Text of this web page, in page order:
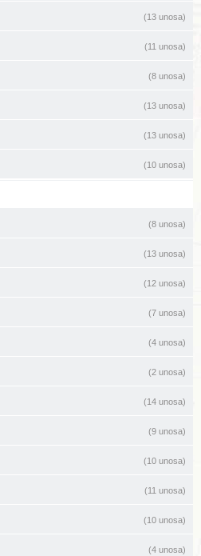
(13 unosa)
(11 unosa)
(8 unosa)
(13 unosa)
(13 unosa)
(10 unosa)
(8 unosa)
(13 unosa)
(12 unosa)
(7 unosa)
(4 unosa)
(2 unosa)
(14 unosa)
(9 unosa)
(10 unosa)
(11 unosa)
(10 unosa)
(4 unosa)